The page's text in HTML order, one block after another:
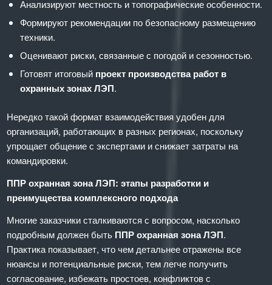
Анализируют местность и топографические особенности.
Формируют рекомендации по безопасному размещению
техники.
Оценивают риски, связанные с погодой и сезонностью.
Готовят итоговый проект производства работ в
охранных зонах ЛЭП.
Нередко такой формат взаимодействия удобен для
организаций, работающих в разных регионах, поскольку
упрощает общение с экспертами и снижает затраты на
командировки.
ППР охранная зона ЛЭП: этапы разработки и
преимущества комплексного подхода
Многие заказчики сталкиваются с вопросом, насколько
подробным должен быть ППР охранная зона ЛЭП.
Практика показывает, что чем детальнее отражены все
нюансы и потенциальные риски, тем легче получить
согласование, избежать простоев, конфликтов с